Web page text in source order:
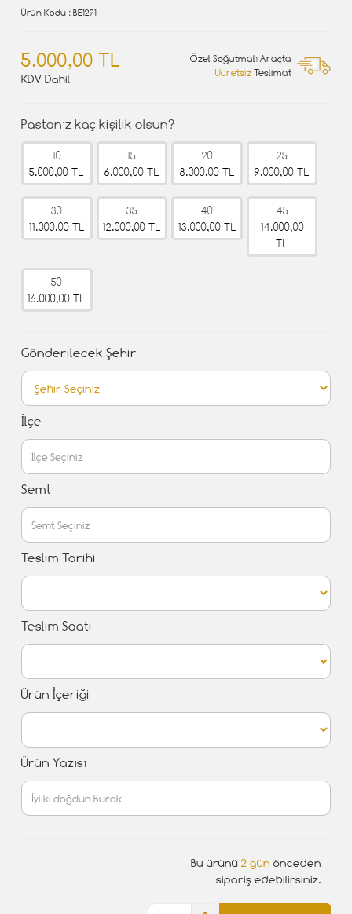
Ürün Kodu : BE1291
5.000,00 TL
KDV Dahil
Özel Soğutmalı Araçta
Ücretsiz Teslimat
Pastanız kaç kişilik olsun?
10
5.000,00 TL
15
6.000,00 TL
20
8.000,00 TL
25
9.000,00 TL
30
11.000,00 TL
35
12.000,00 TL
40
13.000,00 TL
45
14.000,00
TL
50
16.000,00 TL
Gönderilecek Şehir
İlçe
Semt
Teslim Tarihi
Teslim Saati
Ürün İçeriği
Ürün Yazısı
Bu ürünü 2 gün önceden
sipariş edebilirsiniz.